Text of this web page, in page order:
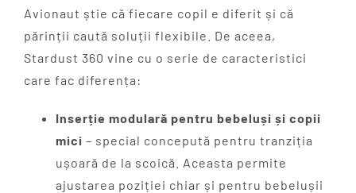
Avionaut știe că fiecare copil e diferit și că
părinții caută soluții flexibile. De aceea,
Stardust 360 vine cu o serie de caracteristici
care fac diferența:
Inserție modulară pentru bebeluși și copii
mici – special concepută pentru tranziția
ușoară de la scoică. Aceasta permite
ajustarea poziției chiar și pentru bebelușii